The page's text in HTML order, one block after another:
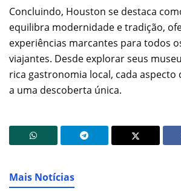
Concluindo, Houston se destaca
equilibra modernidade e tradição,
experiências marcantes para todos
viajantes. Desde explorar seus
rica gastronomia local, cada aspecto
a uma descoberta única.
Mais Notícias